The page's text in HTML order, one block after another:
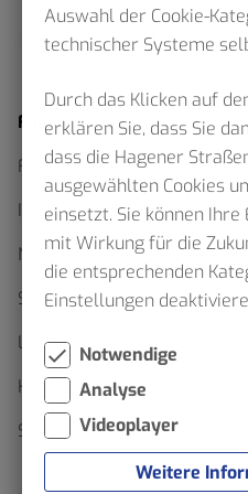
Fahrplan
Fahrplanauskunft
Interaktiver Netzplan
Netzpläne als Download
Sommerfahrplan 2026
Linienfahrpläne
Haltestellenskizzen
Schülerverkehr
Auswahl der Cookie-
technischer Systeme
Durch das Klicken auf
erklären Sie, dass Sie
dass die Hagener
ausgewählten Cookies
einsetzt. Sie können
mit Wirkung für die
die entsprechenden
Einstellungen
Notwendige
Analyse
Videoplayer
Weitere